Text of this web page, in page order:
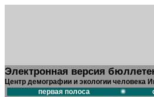
Электронная версия
Центр демографии и экологии человека
первая полоса